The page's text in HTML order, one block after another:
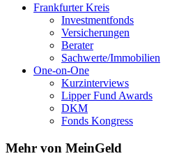
Frankfurter Kreis
Investmentfonds
Versicherungen
Berater
Sachwerte/Immobilien
One-on-One
Kurzinterviews
Lipper Fund Awards
DKM
Fonds Kongress
Mehr von MeinGeld